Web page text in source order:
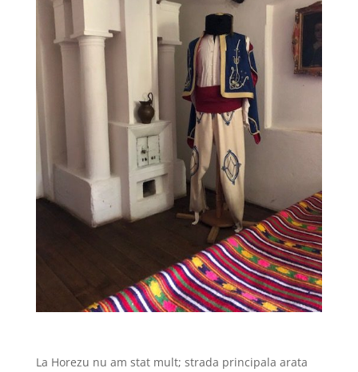
La Horezu nu am stat mult; strada principala arata